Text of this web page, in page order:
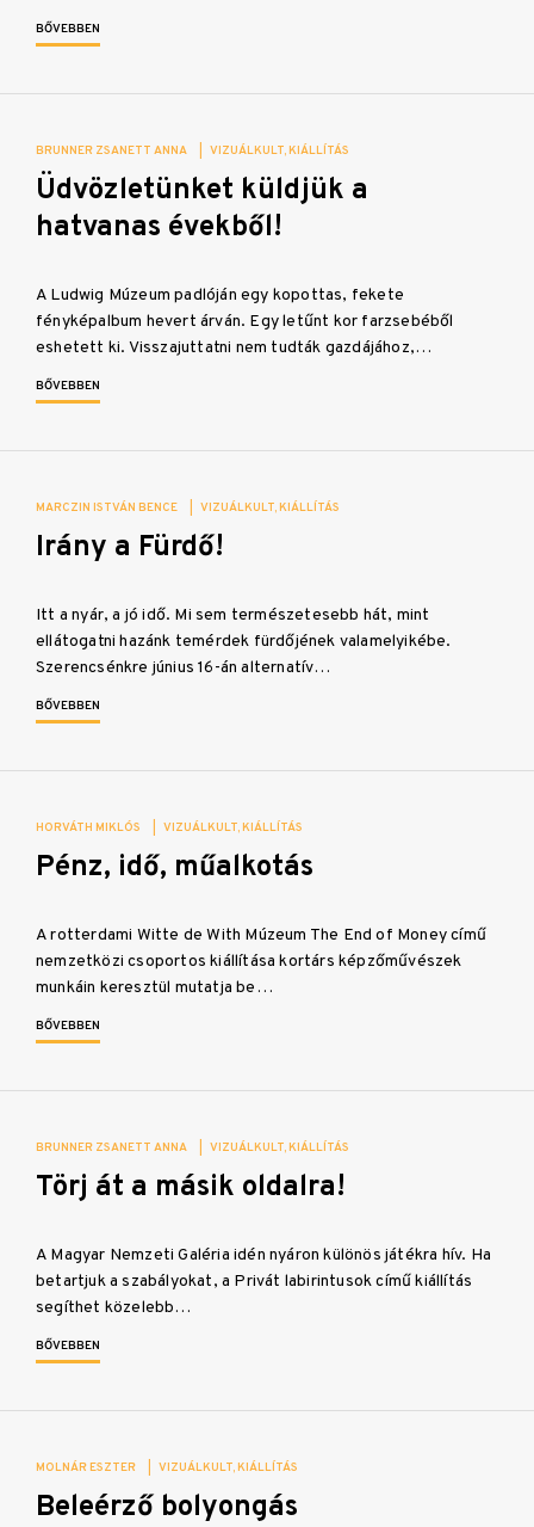
BŐVEBBEN
BRUNNER ZSANETT ANNA VIZUÁLKULT KIÁLLÍTÁS
Üdvözletünket küldjük a
hatvanas évekből!
A Ludwig Múzeum padlóján egy kopottas, fekete
fényképalbum hevert árván. Egy letűnt kor farzsebéből
eshetett ki. Visszajuttatni nem tudták gazdájához,…
BŐVEBBEN
MARCZIN ISTVÁN BENCE VIZUÁLKULT KIÁLLÍTÁS
Irány a Fürdő!
Itt a nyár, a jó idő. Mi sem természetesebb hát, mint
ellátogatni hazánk temérdek fürdőjének valamelyikébe.
Szerencsénkre június 16-án alternatív…
BŐVEBBEN
HORVÁTH MIKLÓS VIZUÁLKULT KIÁLLÍTÁS
Pénz, idő, műalkotás
A rotterdami Witte de With Múzeum The End of Money című
nemzetközi csoportos kiállítása kortárs képzőművészek
munkáin keresztül mutatja be…
BŐVEBBEN
BRUNNER ZSANETT ANNA VIZUÁLKULT KIÁLLÍTÁS
Törj át a másik oldalra!
A Magyar Nemzeti Galéria idén nyáron különös játékra hív. Ha
betartjuk a szabályokat, a Privát labirintusok című kiállítás
segíthet közelebb…
BŐVEBBEN
MOLNÁR ESZTER VIZUÁLKULT KIÁLLÍTÁS
Beleérző bolyongás